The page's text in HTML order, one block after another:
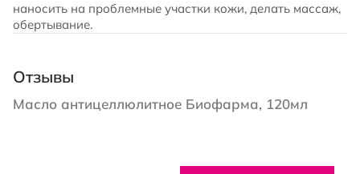
наносить на проблемные участки кожи, делать массаж,
обертывание.
Отзывы
Масло антицеллюлитное Биофарма, 120мл